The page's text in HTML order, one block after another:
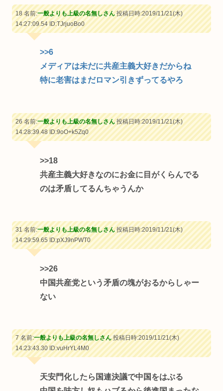
18 名前:一般よりも上級の名無しさん投稿日時:2019/11/21(木)
14:27:09.54ID:TJrjuoBo0
>>6
メディアは未だに共産主義大好きだからね
特に老害はまだロマン引きずってるやろ
26 名前:一般よりも上級の名無しさん投稿日時:2019/11/21(木)
14:28:39.48ID:9oO+k5Zq0
>>18
共産主義大好きなのにお金に目がくらんでる
のは矛盾してるんちゃうんか
31 名前:一般よりも上級の名無しさん投稿日時:2019/11/21(木)
14:29:59.65ID:pXJ9nPWT0
>>26
中国共産党という矛盾の塊がおるからしゃー
ない
7 名前:一般よりも上級の名無しさん投稿日時:2019/11/21(木)
14:23:43.30ID:vuHrYL4M0
天安門化したら国連決議で中国をはぶる